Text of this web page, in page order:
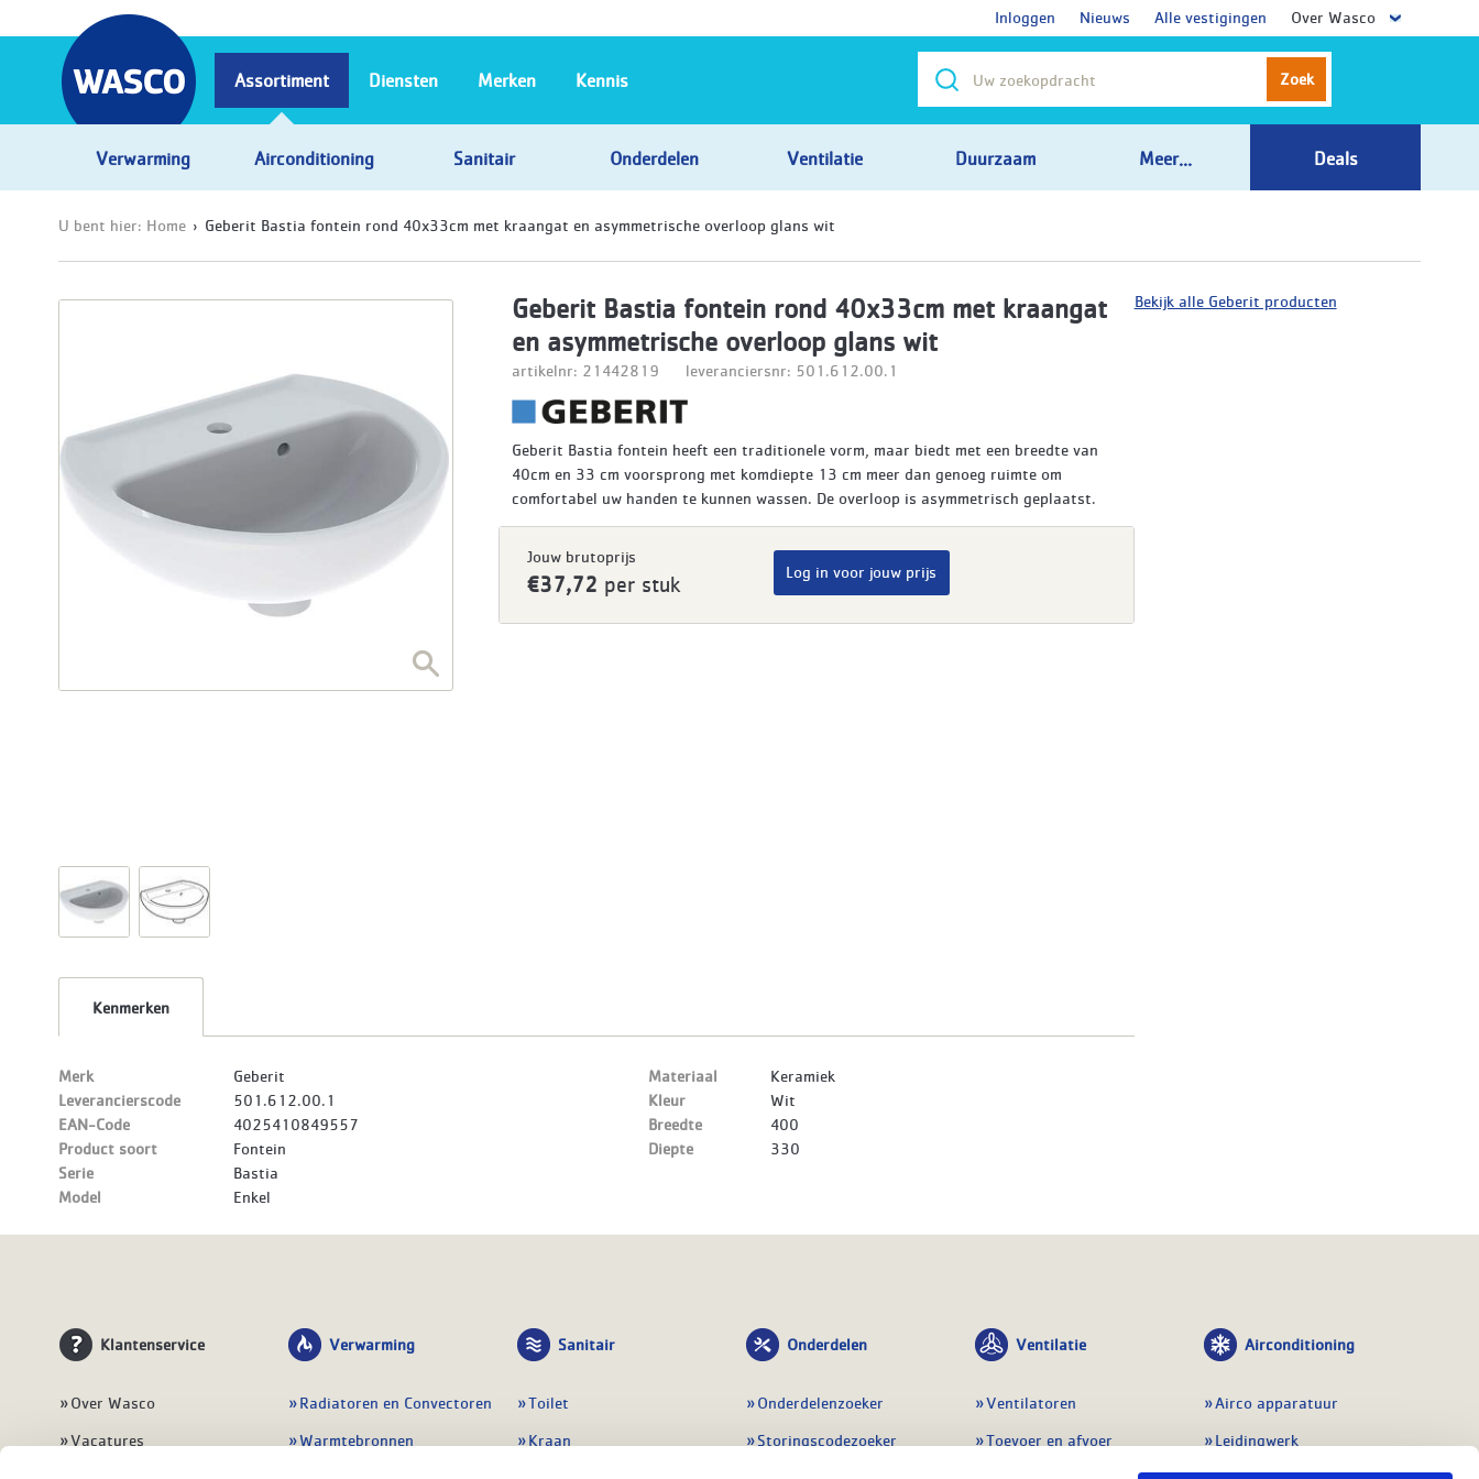
Inloggen Nieuws Alle vestigingen Over Wasco
Zoek
Assortiment
Verwarming Airconditioning Sanitair Onderdelen Ventilatie Duurzaam Meer... Deals
Diensten Merken Kennis
U bent hier: Home Geberit Bastia fontein rond 40x33cm met kraangat en asymmetrische overloop glans wit
Geberit Bastia fontein rond 40x33cm met kraangat
en asymmetrische overloop glans wit
artikelnr: 21442819 leveranciersnr: 501.612.00.1
Geberit Bastia fontein heeft een traditionele vorm, maar biedt met een breedte van
40cm en 33 cm voorsprong met komdiepte 13 cm meer dan genoeg ruimte om
comfortabel uw handen te kunnen wassen. De overloop is asymmetrisch geplaatst.
Jouw brutoprijs
€37,72 per stuk
Log in voor jouw prijs
Kenmerken
Merk
Geberit
Leverancierscode
501.612.00.1
EAN-Code
4025410849557
Product soort
Fontein
Serie
Bastia
Model
Enkel
Materiaal
Keramiek
Kleur
Wit
Breedte
400
Diepte
330
Bekijk alle Geberit producten
Klantenservice
Over Wasco
Vacatures
Verwarming
Radiatoren en Convectoren
Warmtebronnen
Sanitair
Toilet
Kraan
Onderdelen
Onderdelenzoeker
Storingscodezoeker
Ventilatie
Ventilatoren
Toevoer en afvoer
Airconditioning
Airco apparatuur
Leidingwerk